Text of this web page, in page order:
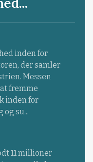
inden for
der samler
Messen
fremme
inden for
su...
11 millioner